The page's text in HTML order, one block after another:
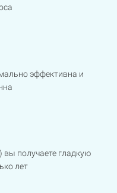
эффективна и
вы получаете гладкую
лет